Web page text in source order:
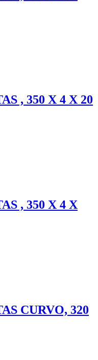
, 350 X 4 X 20
, 350 X 4 X
CURVO, 320